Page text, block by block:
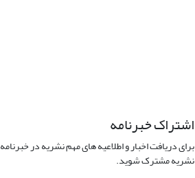
اشتراک خبرنامه
برای دریافت اخبار و اطلاعیه های مهم نشریه در خبرنامه
نشریه مشترک شوید.